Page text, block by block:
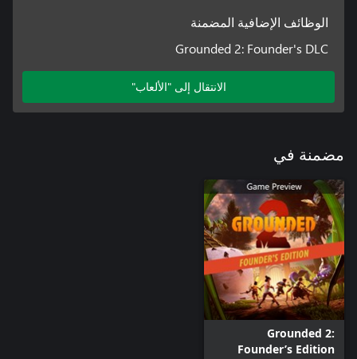
الوظائف الإضافية المضمنة
Grounded 2: Founder's DLC
الانتقال إلى "الألعاب"
مضمنة في
Grounded 2:
Founder’s Edition